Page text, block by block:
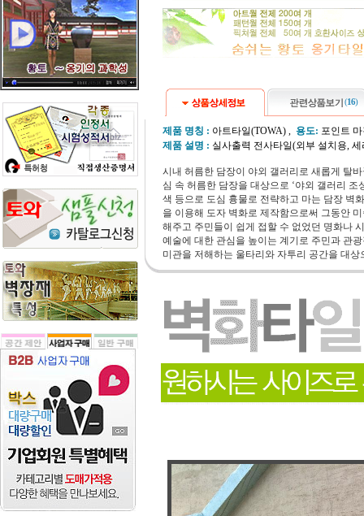
(16)
제품 명칭 : 아트타일(TOWA) ,용도: 포인트
제품 설명 : 실사출력 전사타일(외부 설치용,
시내 허름한 담장이 야외 갤러리로 새롭게 탈
심 속 허름한 담장을 대상으로 ‘야외 갤러리
색 등으로 도심 흉물로 전략하고 마는 담장 벽
을 이용해 도자 벽화로 제작함으로써 그동안
해주고 주민들이 쉽게 접할 수 없었던 명화나
예술에 대한 관심을 높이는 계기로 주민과 관
미관을 저해하는 울타리와 자투리 공간을 대